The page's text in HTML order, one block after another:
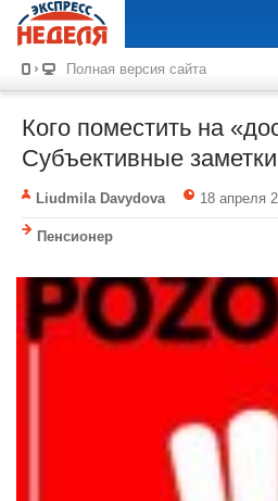
Полная версия сайта
Кого поместить на
Субъективные заметки
Liudmila Davydova 18 апреля
Пенсионер